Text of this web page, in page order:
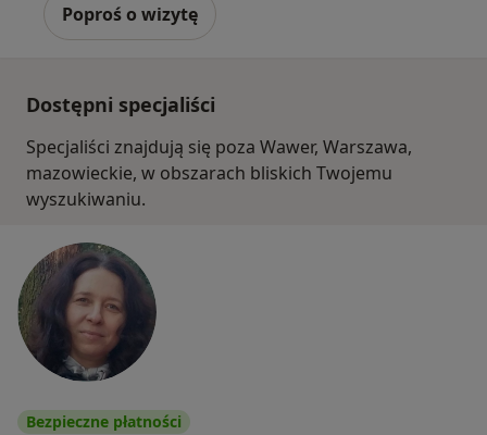
Poproś o wizytę
Dostępni specjaliści
Specjaliści znajdują się poza Wawer, Warszawa,
mazowieckie, w obszarach bliskich Twojemu
wyszukiwaniu.
Bezpieczne płatności